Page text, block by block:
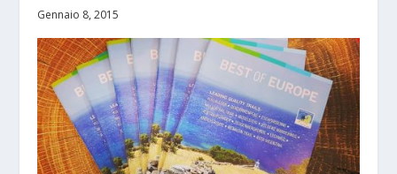
Gennaio 8, 2015